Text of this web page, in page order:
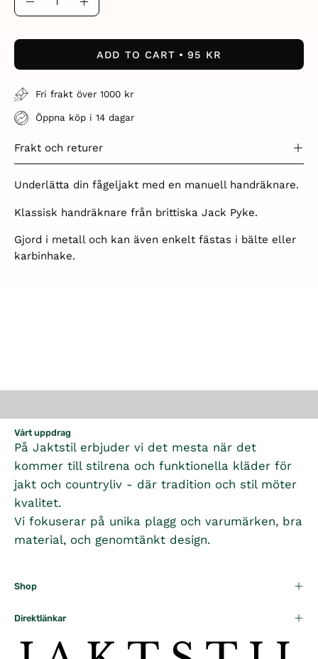
Decrease Increase
ADD TO CART 95 KR
Fri frakt över 1000 kr
Öppna köp i 14 dagar
Frakt och returer
Underlätta din fågeljakt med en manuell handräknare.
Klassisk handräknare från brittiska Jack Pyke.
Gjord i metall och kan även enkelt fästas i bälte eller
karbinhake.
Vårt uppdrag
På Jaktstil erbjuder vi det mesta när det
kommer till stilrena och funktionella kläder för
jakt och countryliv - där tradition och stil möter
kvalitet.
Vi fokuserar på unika plagg och varumärken, bra
material, och genomtänkt design.
Shop
Direktlänkar